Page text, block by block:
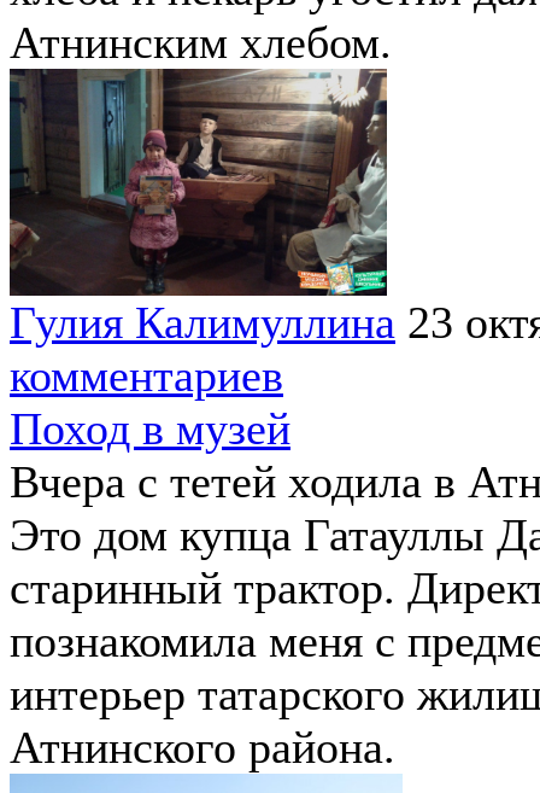
Атнинским хлебом.
Гулия Калимуллина 23
комментариев
Поход в музей
Вчера с тетей ходила в
Это дом купца Гатауллы
старинный трактор.
познакомила меня с
интерьер татарского
Атнинского района.